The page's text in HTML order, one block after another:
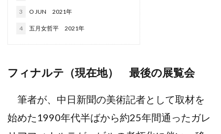
3 O JUN 2021年
4 五月女哲平 2021年
フィナルテ（現在地） 最後の展覧会
筆者が、中日新聞の美術記者として取材を
始めた1990年代半ばから約25年間通ったガレ